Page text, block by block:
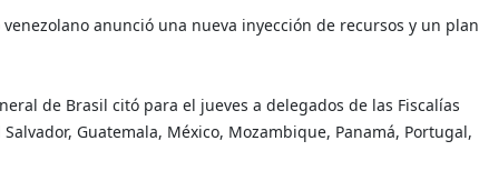
anunció una nueva inyección de recursos y un plan
de Brasil citó para el jueves a delegados de las Fiscalías
Guatemala, México, Mozambique, Panamá, Portugal,